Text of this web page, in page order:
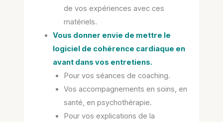
de vos expériences avec ces
matériels.
Vous donner envie de mettre le
logiciel de cohérence cardiaque en
avant dans vos entretiens.
Pour vos séances de coaching.
Vos accompagnements en soins, en
santé, en psychothérapie.
Pour vos explications de la